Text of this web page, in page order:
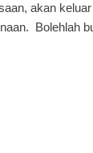
akan
Bolehlah